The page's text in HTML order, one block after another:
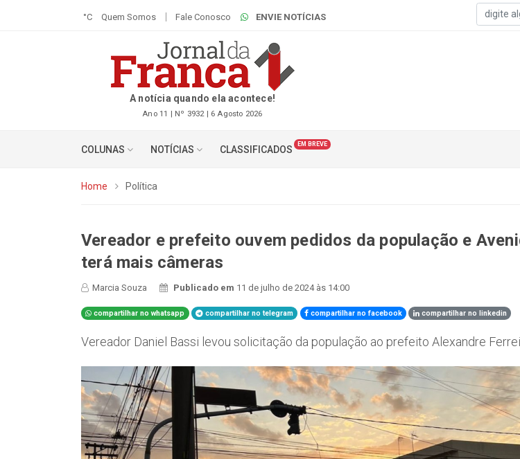
°C Quem Somos Fale Conosco ENVIE NOTÍCIAS
A notícia quando ela acontece!
Ano 11 | Nº 3932 | 6 Agosto 2026
COLUNAS NOTÍCIAS CLASSIFICADOS EM BREVE
Home Política
Vereador e prefeito ouvem pedidos da população e
terá mais câmeras
Marcia Souza Publicado em 11 de julho de 2024 às 14:00
compartilhar no whatsapp compartilhar no telegram compartilhar no facebook compartilhar no linkedin
Vereador Daniel Bassi levou solicitação da população ao prefeito Alexandre